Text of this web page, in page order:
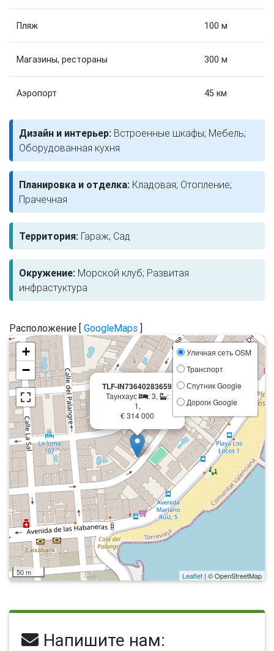
Пляж 100 м
Магазины, рестораны 300 м
Аэропорт 45 км
Дизайн и интерьер: Встроенные шкафы; Мебель;
Оборудованная кухня
Планировка и отделка: Кладовая; Отопление;
Прачечная
Территория: Гараж; Сад
Окружение: Морской клуб; Развитая
инфрастуктура
Расположение [ GoogleMaps ]
TLF-IN73640283659
Таунхаус : 3,
:
1,
€ 314 000
×
+
−
Уличная сеть OSM
Транспорт
Спутник Google
Дороги Google
50 m Leaflet | © OpenStreetMap
Напишите нам: